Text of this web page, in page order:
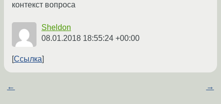
контекст вопроса
Sheldon
08.01.2018 18:55:24 +00:00
Ссылка
← →